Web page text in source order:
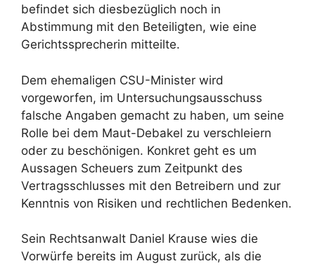
befindet sich diesbezüglich noch in
Abstimmung mit den Beteiligten, wie eine
Gerichtssprecherin mitteilte.
Dem ehemaligen CSU-Minister wird
vorgeworfen, im Untersuchungsausschuss
falsche Angaben gemacht zu haben, um seine
Rolle bei dem Maut-Debakel zu verschleiern
oder zu beschönigen. Konkret geht es um
Aussagen Scheuers zum Zeitpunkt des
Vertragsschlusses mit den Betreibern und zur
Kenntnis von Risiken und rechtlichen Bedenken.
Sein Rechtsanwalt Daniel Krause wies die
Vorwürfe bereits im August zurück, als die